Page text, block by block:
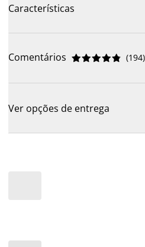
Características
Comentários 




 (194)
Ver opções de entrega